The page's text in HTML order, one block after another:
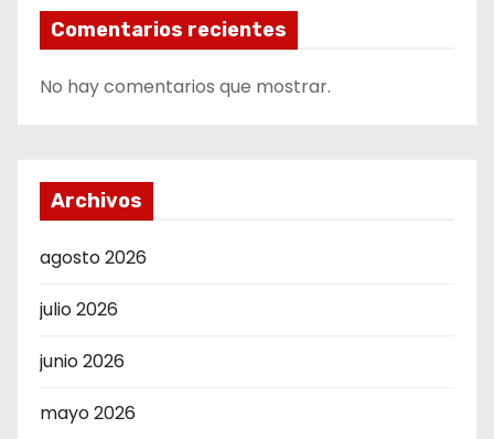
Comentarios recientes
No hay comentarios que mostrar.
Archivos
agosto 2026
julio 2026
junio 2026
mayo 2026